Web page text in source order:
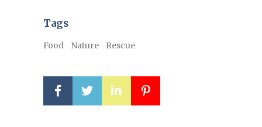
Tags
Food Nature Rescue